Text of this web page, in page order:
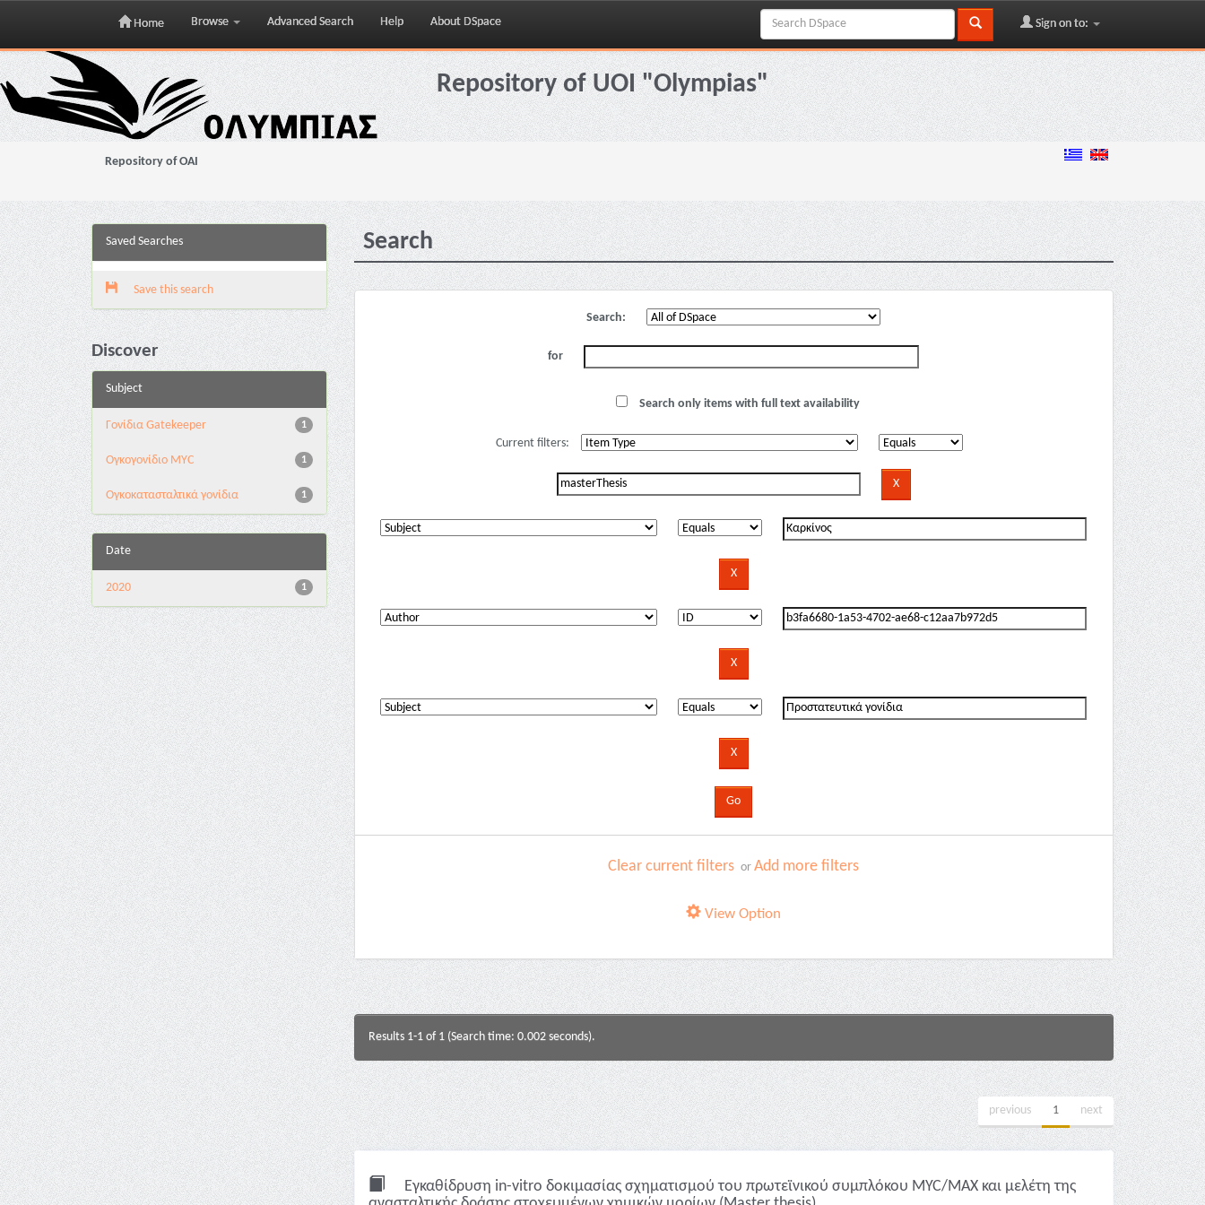
Skip
navigation
Home Browse Advanced Search Help About DSpace Sign on to:
Repository of UOI "Olympias"
Repository of OAI
Saved Searches
Save this search
Discover
Subject
1
Γονίδια Gatekeeper
1
Ογκογονίδιο MYC
1
Ογκοκατασταλτικά γονίδια
Date
1
2020
Search
Search:
for
Search only items with full text availability
Current filters:
Clear current filters orAdd more filters
View Option
Results 1-1 of 1 (Search time: 0.002 seconds).
previous 1 next
Εγκαθίδρυση in-vitro δοκιμασίας σχηματισμού του πρωτεϊνικού συμπλόκου MYC/MAX και μελέτη της